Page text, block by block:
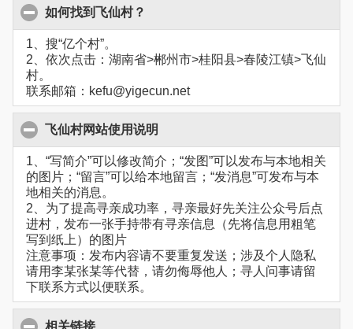
如何找到飞仙村？
1、搜“亿个村”。
2、依次点击：湖南省>郴州市>桂阳县>春陵江镇>飞仙
村。
联系邮箱：kefu@yigecun.net
飞仙村网站使用说明
1、“写简介”可以修改简介；“发图”可以发布与本地相关
的图片；“留言”可以给本地留言；“发消息”可发布与本
地相关的消息。
2、为了提高寻亲成功率，寻亲最好先关注公众号后点
进村，发布一张手持带有寻亲信息（先将信息用粗笔
写到纸上）的图片
注意事项：发布内容请不要重复发送；涉及个人隐私
请用李某张某等代替，请勿侮辱他人；寻人问事请留
下联系方式以便联系。
相关链接